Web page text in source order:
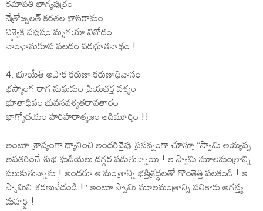
నేత్రోజ్వలత్ కరతల భాసిరామం
విశ్వైక వపుషం మృగయా వినోదం
వాంఛానురూప ఫలదం వరభూతనాథం !
4. భూయేత్ అపార కరుణా కరుణాధివాసం
భస్మాంగ రాగ సుఘమం ప్రియభక్త వశ్యం
భూతాధిపం భువనవశ్యతరావతారం
భాగ్యోదయం హరిహరాత్మజం ఆదిమూర్తిం !!
అంటూ శ్రావ్యంగా ధ్యానించి అందరివైపు ప్రసన్నంగా చూస్తూ ‘‘స్వామి అయ్యప్ప
అవతరించే శుభ ఘడియలు దగ్గర పడుతున్నాయి ! ఆ స్వామి మూలమంత్రాన్ని
పలుకుతున్నాను ! అందరూ ఆ మంత్రాన్ని భక్తిశ్రద్ధలతో గొంతెత్తి పలకండి ! ఆ
స్వామిని శరణువేడండి !’’ అంటూ స్వామి మూలమంత్రాన్ని పలికారు అగస్త్య
మహర్షి !